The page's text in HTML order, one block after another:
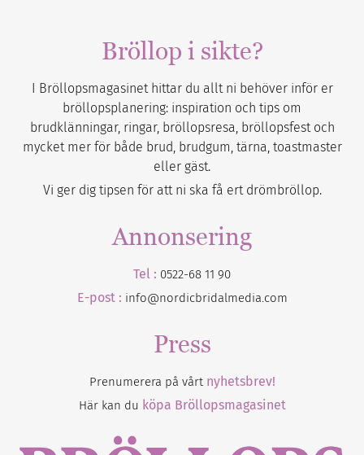
Bröllop i sikte?
I Bröllopsmagasinet hittar du allt ni behöver inför er
bröllopsplanering: inspiration och tips om
brudklänningar, ringar, bröllopsresa, bröllopsfest och
mycket mer för både brud, brudgum, tärna, toastmaster
eller gäst.
Vi ger dig tipsen för att ni ska få ert drömbröllop.
Annonsering
Tel : 0522-68 11 90
E-post : info@nordicbridalmedia.com
Press
Prenumerera på vårt nyhetsbrev!
Här kan du köpa Bröllopsmagasinet